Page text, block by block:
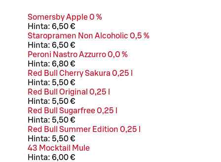
Somersby Apple 0 %
Hinta: 6,50 €
Staropramen Non Alcoholic 0,5 %
Hinta: 6,50 €
Peroni Nastro Azzurro 0,0 %
Hinta: 6,80 €
Red Bull Cherry Sakura 0,25 l
Hinta: 5,50 €
Red Bull Original 0,25 l
Hinta: 5,50 €
Red Bull Sugarfree 0,25 l
Hinta: 5,50 €
Red Bull Summer Edition 0,25 l
Hinta: 5,50 €
43 Mocktail Mule
Hinta: 6,00 €